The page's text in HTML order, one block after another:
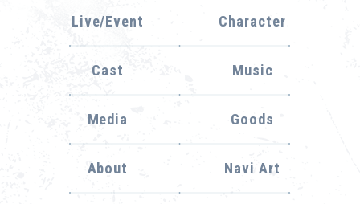
Live/Event Character
Cast Music
Media Goods
About Navi Art